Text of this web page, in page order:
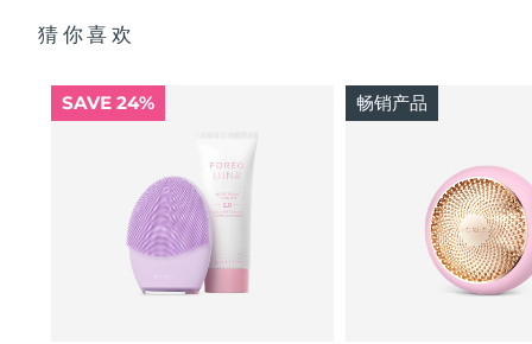
猜你喜欢
SAVE 24% 畅销产品